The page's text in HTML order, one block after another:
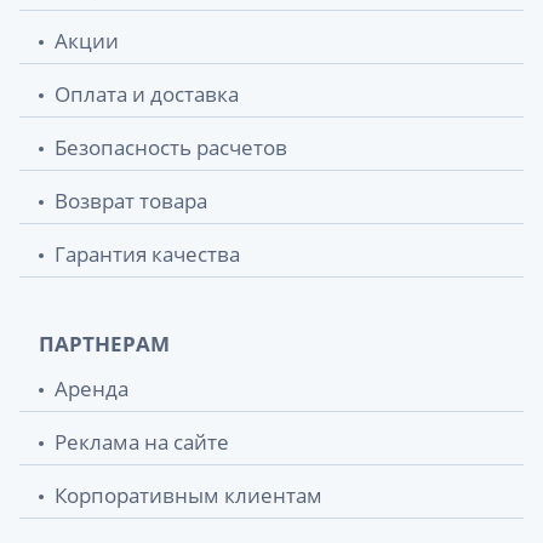
Фиточай ключи здоровья №5
бронхолитический 1,5г №20
Фиточай ключи здоровья №14
противопростудный 1,5г №20
67.20 грн.
Фиточай ключи здоровья №11
расторопша плюс 1,5г №20
Фиточай ключи здоровья №18
67.30 грн.
сахароснижающий 1,5г №20
Фиточай ключи здоровья №32 мята 1,5г
№20
Фиточай ключи здоровья №23 эхинацея
67.30 грн.
Акции
Оплата и доставка
Безопасность расчетов
Возврат товара
Гарантия качества
ПАРТНЕРАМ
Аренда
Реклама на сайте
Корпоративным клиентам